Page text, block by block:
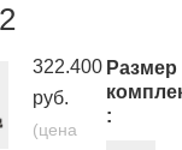
322.400
руб.
(цена
Размер
: